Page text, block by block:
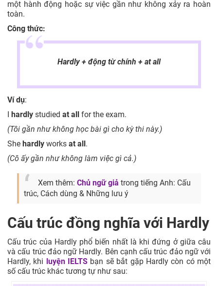
một hành động hoặc sự việc gần như không xảy ra hoàn
toàn.
Công thức:
Hardly + động từ chính + at all
Ví dụ:
I hardly studied at all for the exam.
(Tôi gần như không học bài gì cho kỳ thi này.)
She hardly works at all.
(Cô ấy gần như không làm việc gì cả.)
Xem thêm: Chủ ngữ giả trong tiếng Anh: Cấu
trúc, Cách dùng & Những lưu ý
Cấu trúc đồng nghĩa với Hardly
Cấu trúc của Hardly phổ biến nhất là khi đứng ở giữa câu
và cấu trúc đảo ngữ Hardly. Bên cạnh cấu trúc đảo ngữ với
Hardly, khi luyện IELTS bạn sẽ bắt gặp Hardly còn có một
số cấu trúc khác tương tự như sau: